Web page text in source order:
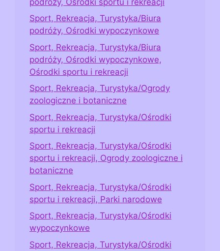
Sport, Rekreacja, Turystyka/Biura
podróży, Ośrodki wypoczynkowe
Sport, Rekreacja, Turystyka/Biura
podróży, Ośrodki wypoczynkowe,
Ośrodki sportu i rekreacji
Sport, Rekreacja, Turystyka/Ogrody
zoologiczne i botaniczne
Sport, Rekreacja, Turystyka/Ośrodki
sportu i rekreacji
Sport, Rekreacja, Turystyka/Ośrodki
sportu i rekreacji, Ogrody zoologiczne i
botaniczne
Sport, Rekreacja, Turystyka/Ośrodki
sportu i rekreacji, Parki narodowe
Sport, Rekreacja, Turystyka/Ośrodki
wypoczynkowe
Sport, Rekreacja, Turystyka/Ośrodki